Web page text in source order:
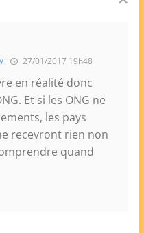
27/01/2017 19h48
en réalité donc
Et si les ONG ne
les pays
recevront rien non
quand